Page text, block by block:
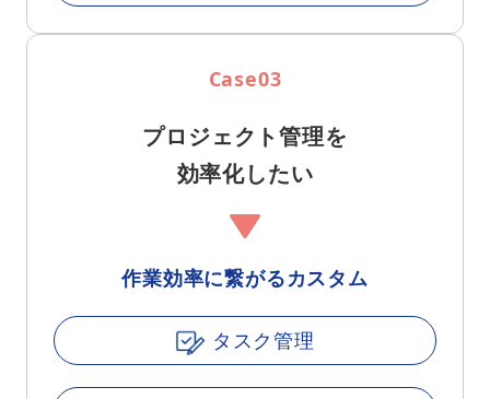
Case03
プロジェクト管理を
効率化したい
作業効率に繋がるカスタム
タスク管理